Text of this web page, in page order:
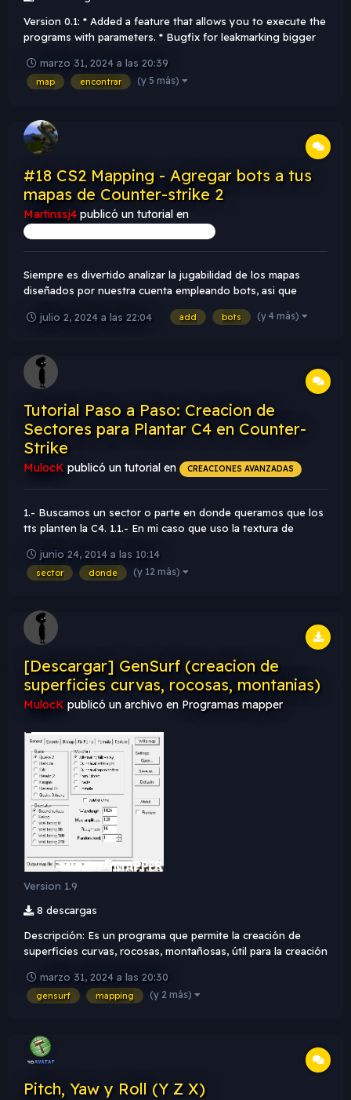
Version 0.1: * Added a feature that allows you to execute the
programs with parameters. * Bugfix for leakmarking bigger
marzo 31, 2024 a las 20:39
map encontrar (y 5 más)
#18 CS2 Mapping - Agregar bots a tus
mapas de Counter-strike 2
Martinssj4 publicó un tutorial en
Siempre es divertido analizar la jugabilidad de los mapas
diseñados por nuestra cuenta empleando bots, asi que
julio 2, 2024 a las 22:04
add bots (y 4 más)
Tutorial Paso a Paso: Creacion de
Sectores para Plantar C4 en Counter-
Strike
MulocK publicó un tutorial en CREACIONES AVANZADAS
1.- Buscamos un sector o parte en donde queramos que los
tts planten la C4. 1.1.- En mi caso que uso la textura de
que tiene sentido a "PLANTA ACA ASI EXPLOTA TODO" 2.-
Listo ahora...
junio 24, 2014 a las 10:14
sector donde (y 12 más)
[Descargar] GenSurf (creacion de
superficies curvas, rocosas, montanias)
MulocK publicó un archivo en Programas mapper
Version 1.9
8 descargas
Descripción: Es un programa que permite la creación de
superficies curvas, rocosas, montañosas, útil para la creación
surfaces with the Q3Radiant plugin version. This change
does not effect the standalone or QERadiant p...
marzo 31, 2024 a las 20:30
gensurf mapping (y 2 más)
Pitch, Yaw y Roll (Y Z X)